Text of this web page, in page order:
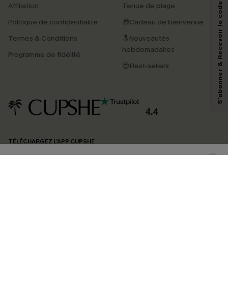
Affiliation
Politique de confidentialité
Termes & Conditions
Programme de fidélité
Tenue de plage
🎁Cadeau de bienvenue
🔝Nouveautés
hebdomadaires
😍Best-sellers
4.4
TÉLÉCHARGEZ L’APP CUPSHE
En soumettant votre adresse e-mail, vous acceptez de recevoir des e-mails
marketing (y compris du contenu généré par l'IA) de Cupshe et
reconnaissez avoir pris connaissance de nos
pouvons utiliser les données collectées sur notre site ainsi que des
produits susceptibles de vous intéresser, conformément à notre
Politique de
confidentialité
. Vous pouvez vous désabonner à tout moment.
S'abonner & Recevoir le code